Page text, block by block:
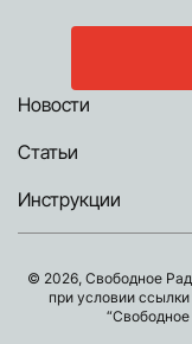
Новости
Статьи
Инструкции
© 2026, Свободное
при условии